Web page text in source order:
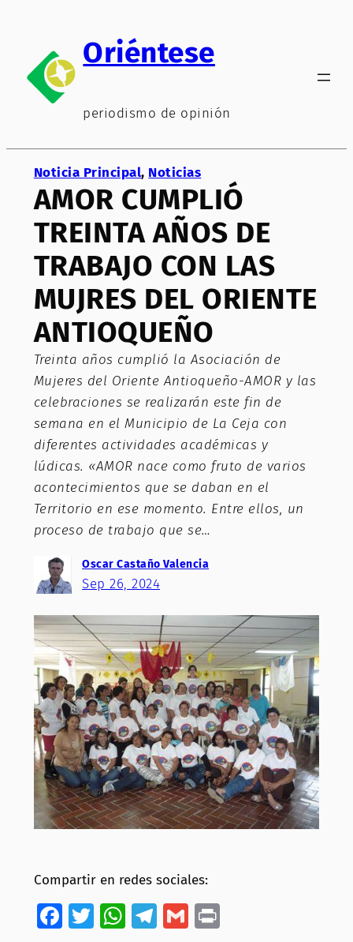
contenido
Oriéntese
periodismo de opinión
Noticia Principal, Noticias
AMOR CUMPLIÓ
TREINTA AÑOS DE
TRABAJO CON LAS
MUJRES DEL ORIENTE
ANTIOQUEÑO
Treinta años cumplió la Asociación de
Mujeres del Oriente Antioqueño-AMOR y las
celebraciones se realizarán este fin de
semana en el Municipio de La Ceja con
diferentes actividades académicas y
lúdicas. «AMOR nace como fruto de varios
acontecimientos que se daban en el
Territorio en ese momento. Entre ellos, un
proceso de trabajo que se…
Oscar Castaño Valencia
Sep 26, 2024
Compartir en redes sociales:
Facebook
Twitter
WhatsApp
Telegram
GmailPrint